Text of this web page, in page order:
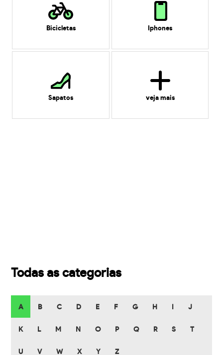
Bicicletas Iphones
Sapatos veja mais
Todas as categorias
A B C D E F G H J
K L M N O P Q R S T
U V W X Y Z